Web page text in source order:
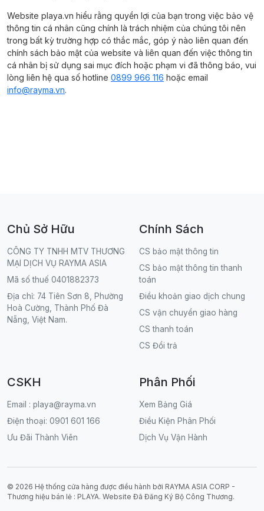
Website playa.vn hiểu rằng quyền lợi của bạn trong việc bảo vệ
thông tin cá nhân cũng chính là trách nhiệm của chúng tôi nên
trong bất kỳ trường hợp có thắc mắc, góp ý nào liên quan đến
chính sách bảo mật của website và liên quan đến việc thông tin
cá nhân bị sử dụng sai mục đích hoặc phạm vi đã thông báo, vui
lòng liên hệ qua số hotline 0899 966 116 hoặc email
info@rayma.vn.
Chủ Sở Hữu
CÔNG TY TNHH MTV THƯƠNG
MẠI DỊCH VỤ RAYMA ASIA
Mã số thuế 0401882373
Địa chỉ: 74 Tiên Sơn 8, Phường
Hoà Cường, Thành Phố Đà
Nẵng, Việt Nam.
Chính Sách
CS bảo mật thông tin
CS bảo mật thông tin thanh
toán
Điều khoản giao dịch chung
CS vận chuyển giao hàng
CS thanh toán
CS Đổi trả
CSKH
Email : playa@rayma.vn
Điện thoại: 0901 601 166
Ưu Đãi Thành Viên
Phân Phối
Xem Bảng Giá
Điều Kiện Phân Phối
Dịch Vụ Vận Hành
© 2026 Hệ thống cửa hàng được điều hành bởi RAYMA ASIA CORP -
Thương hiệu bán lẻ : PLAYA. Website Đã Đăng Ký Bộ Công Thương.